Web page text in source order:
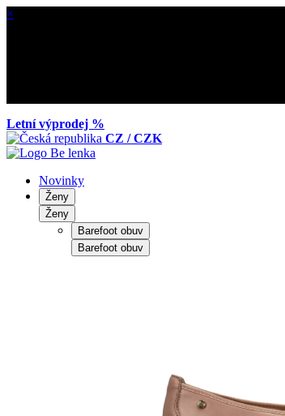
×
Letní výprodej %
CZ / CZK
Novinky
Ženy
Ženy
Barefoot obuv
Barefoot obuv